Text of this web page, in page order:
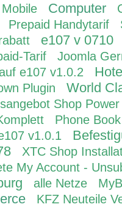
Computer
Prepaid Handytarif
e107 v 0710
Tarif
Joomla
e107 v1.0.2
Plugin World
Shop Power
Phone
v1.0.1
XTC Shop
My Account -
alle Netze
KFZ Neuteile